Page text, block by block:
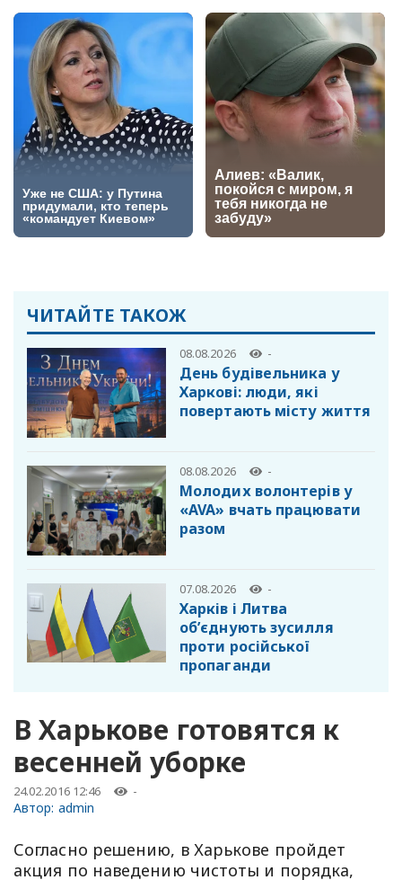
ЧИТАЙТЕ ТАКОЖ
08.08.2026 -
День будівельника у
Харкові: люди, які
повертають місту життя
08.08.2026 -
Молодих волонтерів у
«AVA» вчать працювати
разом
07.08.2026 -
Харків і Литва
об’єднують зусилля
проти російської
пропаганди
В Харькове готовятся к
весенней уборке
24.02.2016 12:46 -
Автор: admin
Согласно решению, в Харькове пройдет
акция по наведению чистоты и порядка,